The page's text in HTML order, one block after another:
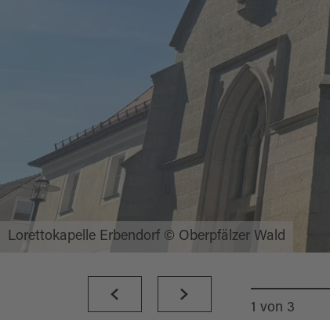
Lorettokapelle Erbendorf © Oberpfälzer Wald
1 von 3